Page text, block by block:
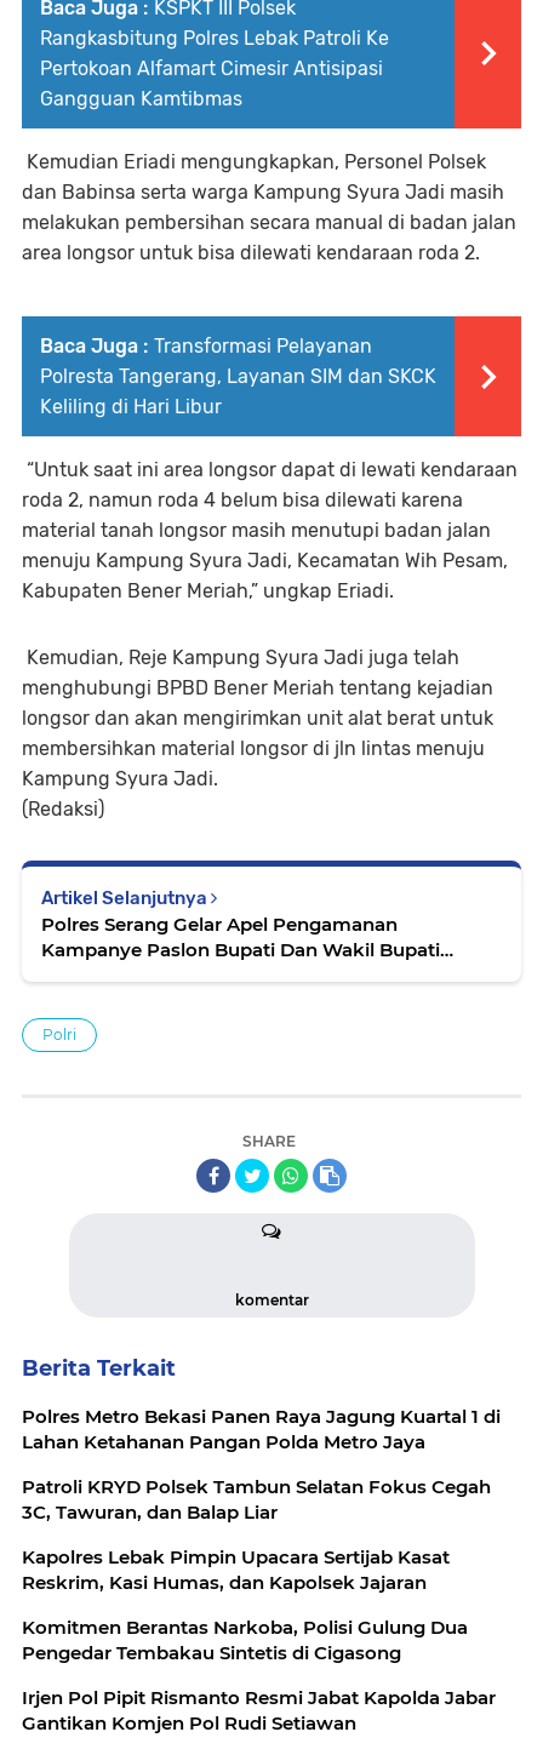
Baca Juga : KSPKT III Polsek
Rangkasbitung Polres Lebak Patroli Ke
Pertokoan Alfamart Cimesir Antisipasi
Gangguan Kamtibmas
Kemudian Eriadi mengungkapkan, Personel Polsek
dan Babinsa serta warga Kampung Syura Jadi masih
melakukan pembersihan secara manual di badan jalan
area longsor untuk bisa dilewati kendaraan roda 2.
Baca Juga : Transformasi Pelayanan
Polresta Tangerang, Layanan SIM dan SKCK
Keliling di Hari Libur
“Untuk saat ini area longsor dapat di lewati kendaraan
roda 2, namun roda 4 belum bisa dilewati karena
material tanah longsor masih menutupi badan jalan
menuju Kampung Syura Jadi, Kecamatan Wih Pesam,
Kabupaten Bener Meriah,” ungkap Eriadi.
Kemudian, Reje Kampung Syura Jadi juga telah
menghubungi BPBD Bener Meriah tentang kejadian
longsor dan akan mengirimkan unit alat berat untuk
membersihkan material longsor di jln lintas menuju
Kampung Syura Jadi.
(Redaksi)
Artikel Selanjutnya
Polres Serang Gelar Apel Pengamanan
Kampanye Paslon Bupati Dan Wakil Bupati
Polri
SHARE
komentar
Berita Terkait
Polres Metro Bekasi Panen Raya Jagung Kuartal 1 di
Lahan Ketahanan Pangan Polda Metro Jaya
Patroli KRYD Polsek Tambun Selatan Fokus Cegah
3C, Tawuran, dan Balap Liar
Kapolres Lebak Pimpin Upacara Sertijab Kasat
Reskrim, Kasi Humas, dan Kapolsek Jajaran
Komitmen Berantas Narkoba, Polisi Gulung Dua
Pengedar Tembakau Sintetis di Cigasong
Irjen Pol Pipit Rismanto Resmi Jabat Kapolda Jabar
Gantikan Komjen Pol Rudi Setiawan